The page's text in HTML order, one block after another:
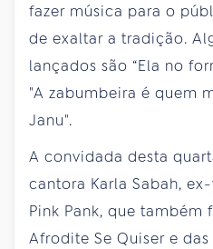
fazer música para o
de exaltar a tradição.
lançados são “Ela no
"A zabumbeira é quem
Janu".
A convidada desta
cantora Karla Sabah,
Pink Pank, que
Afrodite Se Quiser e